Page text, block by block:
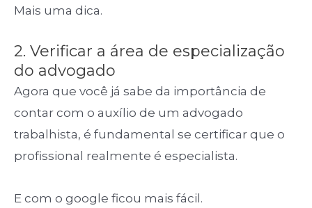
Mais uma dica.
2. Verificar a área de especialização
do advogado
Agora que você já sabe da importância de
contar com o auxílio de um advogado
trabalhista, é fundamental se certificar que o
profissional realmente é especialista.
E com o google ficou mais fácil.